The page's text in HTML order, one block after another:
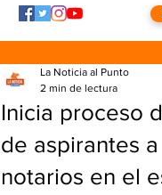
Inicia proceso
de aspirantes
notarios en el
La Noticia al Punto
2 min de lectura